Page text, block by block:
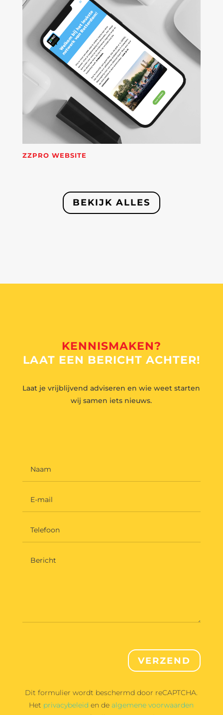
ZZPRO WEBSITE
BEKIJK ALLES
KENNISMAKEN?
LAAT EEN BERICHT ACHTER!
Laat je vrijblijvend adviseren en wie weet starten
wij samen iets nieuws.
VERZEND
Dit formulier wordt beschermd door reCAPTCHA.
Het privacybeleid en de algemene voorwaarden